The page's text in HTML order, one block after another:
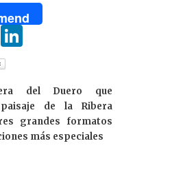
k
e
dI
n
del Duero que
de la Ribera
grandes formatos
más especiales